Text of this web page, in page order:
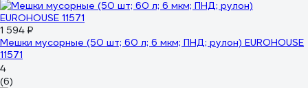
1 594 ₽
Мешки мусорные (50 шт; 60 л; 6 мкм; ПНД; рулон) EUROHOUSE
11571
4
(6)